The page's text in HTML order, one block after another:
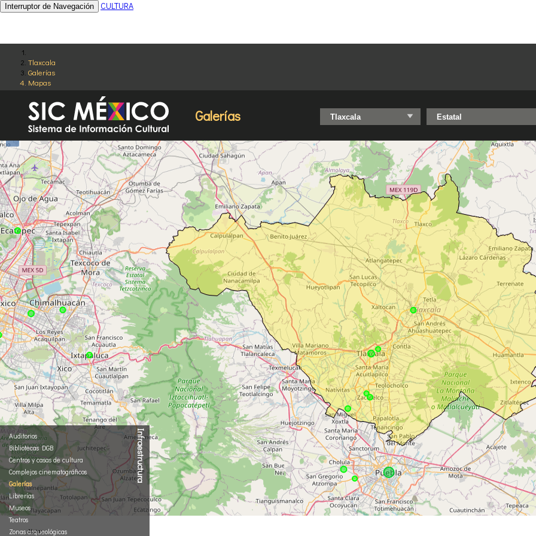
Tlaxcala
Galerías
Mapas
Galerías
Interruptor de Navegación CULTURA
−
Notas
Auditorios
Bibliotecas DGB
Centros y casas de cultura
Complejos cinematográficos
Galerías
Librerías
Museos
Teatros
Zonas arqueológicas
Infraestructura